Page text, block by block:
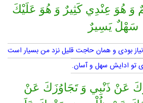
وَ هُوَ عِنْدِي كَثِيرٌ وَ هُوَ عَلَيْكَ
سَهْلٌ يَسِيرٌ
بودى و همان حاجت قليل نزد من بسيار است
تو ادايش سهل و آسان.
عَنْ ذَنْبِي وَ تَجَاوُزَكَ عَنْ